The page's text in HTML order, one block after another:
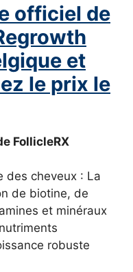
officiel de
et
le prix le
FollicleRX
des cheveux : La
de biotine, de
et minéraux
robuste